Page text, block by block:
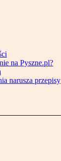
na Pyszne.pl?
narusza przepisy